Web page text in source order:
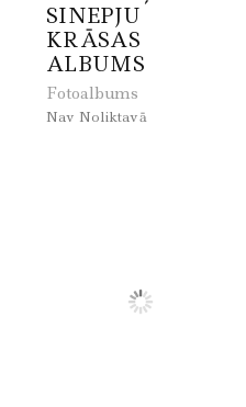
SINEPJU
KRĀSAS
ALBUMS
Fotoalbums
Nav Noliktavā